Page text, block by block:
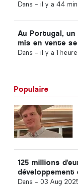
2030 par le
Dans - il y a 44
Au Portugal,
mis en vente
Dans - il y a 1 heure
Populaire
125 millions
développement
Dans - 03 Aug